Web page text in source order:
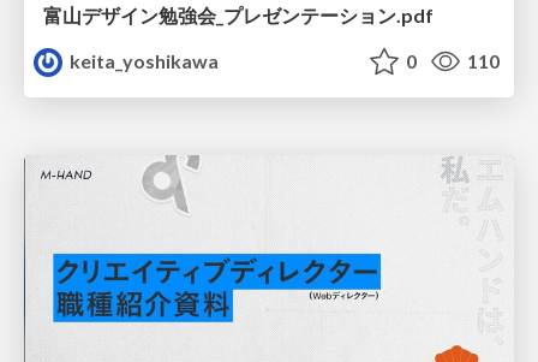
富山デザイン勉強会_プレゼンテーション.pdf
keita_yoshikawa
0 110